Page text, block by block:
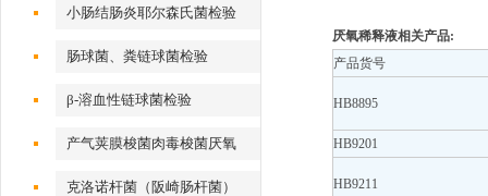
小肠结肠炎耶尔森氏菌检验
肠球菌、粪链球菌检验
β-溶血性链球菌检验
产气荚膜梭菌肉毒梭菌厌氧
克洛诺杆菌（阪崎肠杆菌）
厌氧稀释液相关产品:
产品货号
HB8895
HB9201
HB9211